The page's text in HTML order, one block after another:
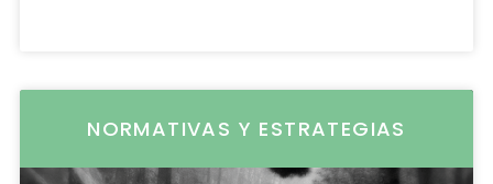
NORMATIVAS Y ESTRATEGIAS